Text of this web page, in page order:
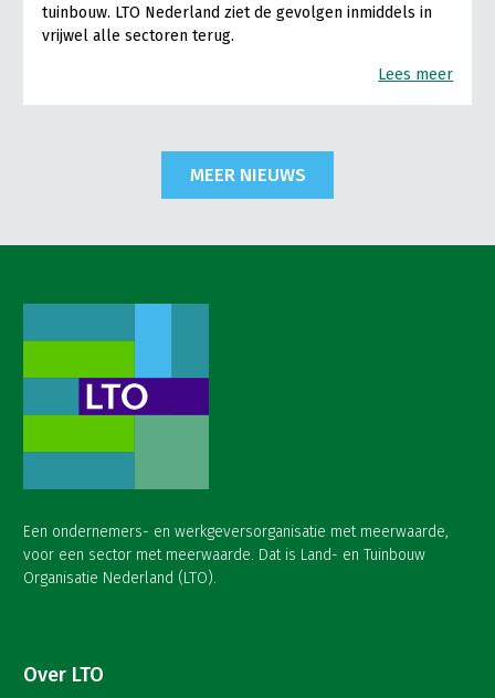
tuinbouw. LTO Nederland ziet de gevolgen inmiddels in
vrijwel alle sectoren terug.
Lees meer
MEER NIEUWS
Een ondernemers- en werkgeversorganisatie met meerwaarde,
voor een sector met meerwaarde. Dat is Land- en Tuinbouw
Organisatie Nederland (LTO).
Over LTO